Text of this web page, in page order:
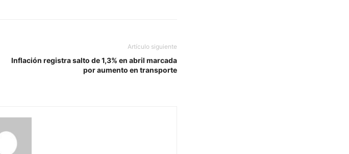
Artículo siguiente
Inflación registra salto de 1,3% en abril marcada
por aumento en transporte